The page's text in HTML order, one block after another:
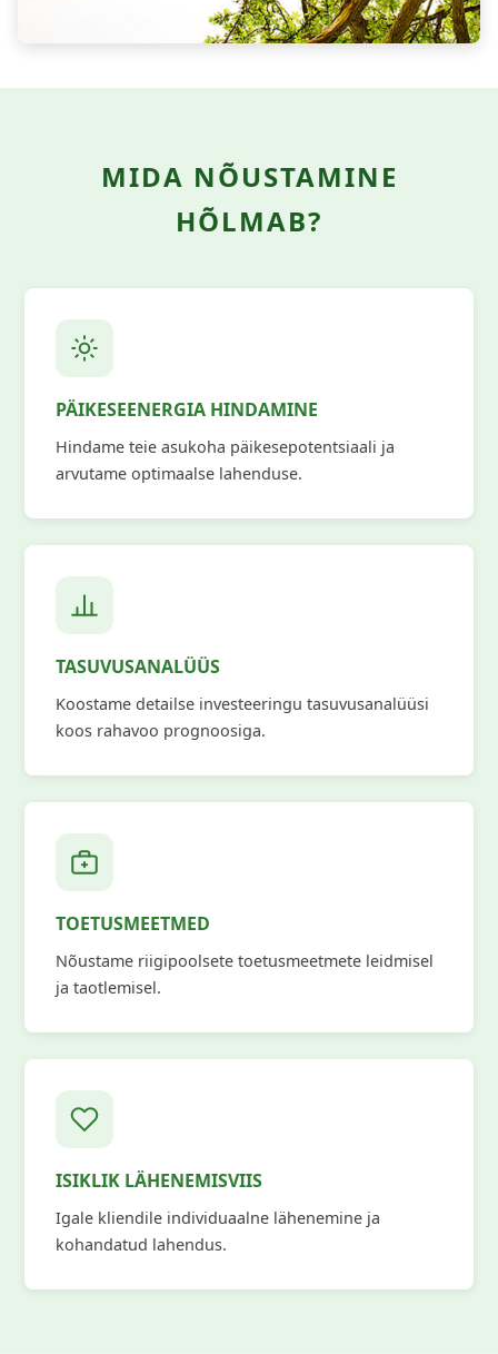
MIDA NÕUSTAMINE
HÕLMAB?
PÄIKESEENERGIA HINDAMINE
Hindame teie asukoha päikesepotentsiaali ja
arvutame optimaalse lahenduse.
TASUVUSANALÜÜS
Koostame detailse investeeringu tasuvusanalüüsi
koos rahavoo prognoosiga.
TOETUSMEETMED
Nõustame riigipoolsete toetusmeetmete leidmisel
ja taotlemisel.
ISIKLIK LÄHENEMISVIIS
Igale kliendile individuaalne lähenemine ja
kohandatud lahendus.